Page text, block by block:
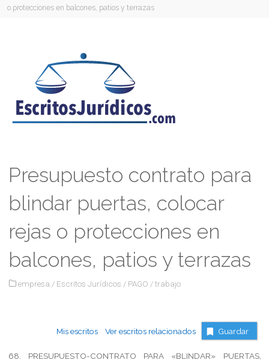
o protecciones en balcones, patios y terrazas
Presupuesto contrato para
blindar puertas, colocar
rejas o protecciones en
balcones, patios y terrazas
empresa / Escritos Jurídicos / PAGO /trabajo
Mis escritos Ver escritos relacionados Guardar
68. PRESUPUESTO-CONTRATO PARA «BLINDAR»
PUERTAS,